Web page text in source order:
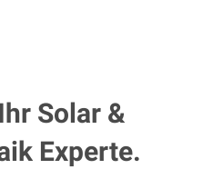
Solar &
Experte.